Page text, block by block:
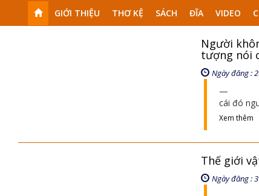
GIỚI THIỆU THƠ KỆ SÁCH ĐĨA VIDEO
Người
tượng nói
Ngày đăng :
cái đó
Xem thêm
Thế giới
Ngày đăng :